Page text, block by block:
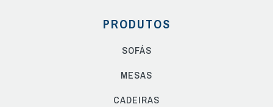
PRODUTOS
SOFÁS
MESAS
CADEIRAS